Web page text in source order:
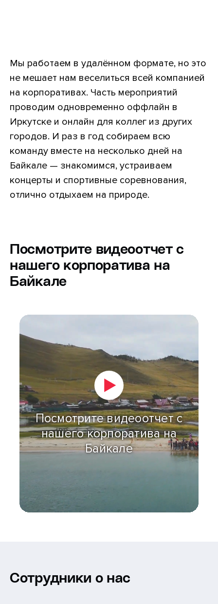
Мы работаем в удалённом формате, но это
не мешает нам веселиться всей компанией
на корпоративах. Часть мероприятий
проводим одновременно оффлайн в
Иркутске и онлайн для коллег из других
городов. И раз в год собираем всю
команду вместе на несколько дней на
Байкале — знакомимся, устраиваем
концерты и спортивные соревнования,
отлично отдыхаем на природе.
Посмотрите видеоотчет с
нашего корпоратива на
Байкале
Посмотрите видеоотчет с
нашего корпоратива на
Байкале
Сотрудники о нас